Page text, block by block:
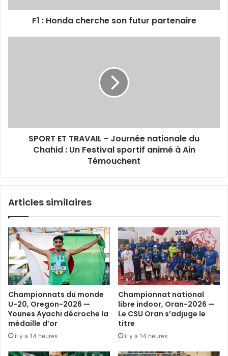
F1 : Honda cherche son futur partenaire
:
à
Témouchent
SPORT ET TRAVAIL - Journée nationale du
Chahid : Un Festival sportif animé à Ain
Témouchent
Articles similaires
Championnats du monde
U-20, Oregon-2026 —
Younes Ayachi décroche la
médaille d’or
il y a 14 heures
Championnat national
libre indoor, Oran-2026 —
Le CSU Oran s’adjuge le
titre
il y a 14 heures